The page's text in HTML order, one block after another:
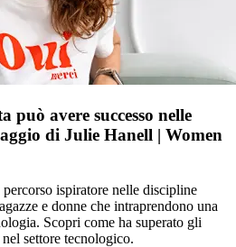
avere successo nelle
di Julie Hanell | Women
ispiratore nelle discipline
e donne che intraprendono una
Scopri come ha superato gli
settore tecnologico.